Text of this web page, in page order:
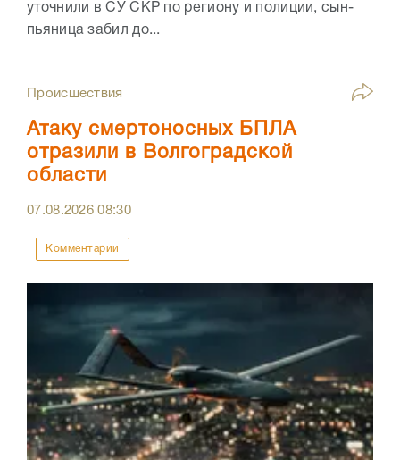
уточнили в СУ СКР по региону и полиции, сын-
пьяница забил до...
Происшествия
Атаку смертоносных БПЛА
отразили в Волгоградской
области
07.08.202608:30
Комментарии